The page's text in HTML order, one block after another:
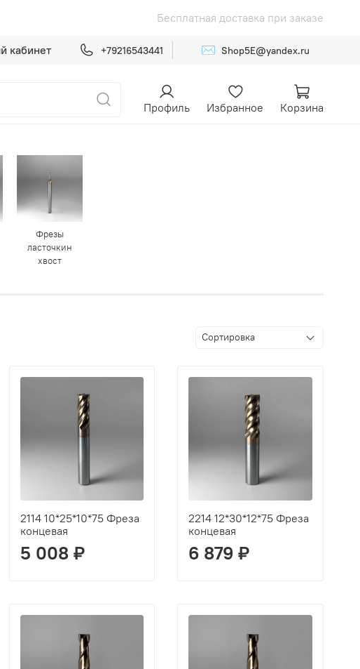
от 15 000р Бесплатная доставка
кабинет +79216543441 ✉️ Shop5E@yandex.ru
Профиль Избранное Корзина
Фрезы
ласточкин
хвост
2114 10*25*10*75 Фреза
концевая
5 008 ₽
2214 12*30*12*75 Фреза
концевая
6 879 ₽